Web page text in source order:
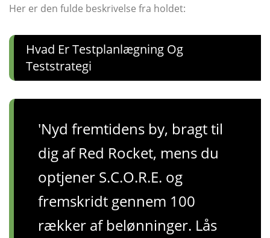
Her er den fulde beskrivelse fra holdet:
Hvad Er Testplanlægning Og
Teststrategi
'Nyd fremtidens by, bragt til
dig af Red Rocket, mens du
optjener S.C.O.R.E. og
fremskridt gennem 100
rækker af belønninger. Lås